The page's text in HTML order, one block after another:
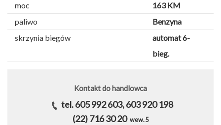
moc
163 KM
paliwo
Benzyna
skrzynia biegów
automat 6-
bieg.
Kontakt do handlowca
tel. 605 992 603, 603 920 198
(22) 716 30 20 wew. 5